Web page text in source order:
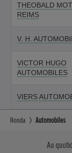
THEOBALD
REIMS
V. H.
VICTOR HUGO
AUTOMOBILES
VIERS
Honda Automobiles
Au